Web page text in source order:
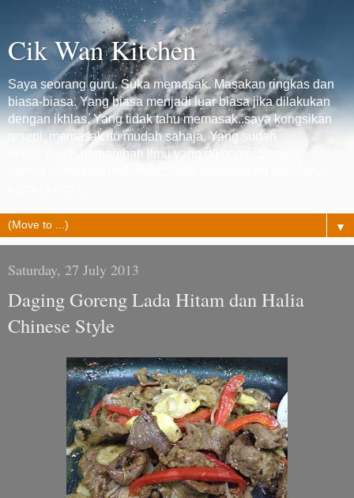
Cik Wan Kitchen
Saya seorang guru. Suka memasak. Masakan ringkas dan
biasa-biasa. Yang biasa menjadi luar biasa jika dilakukan
dengan ikhlas. Yang tidak tahu memasak..saya kongsikan
resepi, memasak itu mudah sahaja. Yang sudah
hebat..boleh menambah ilmu yang dikongsi. Semoga
▼
Saturday, 27 July 2013
Daging Goreng Lada Hitam dan Halia
Chinese Style